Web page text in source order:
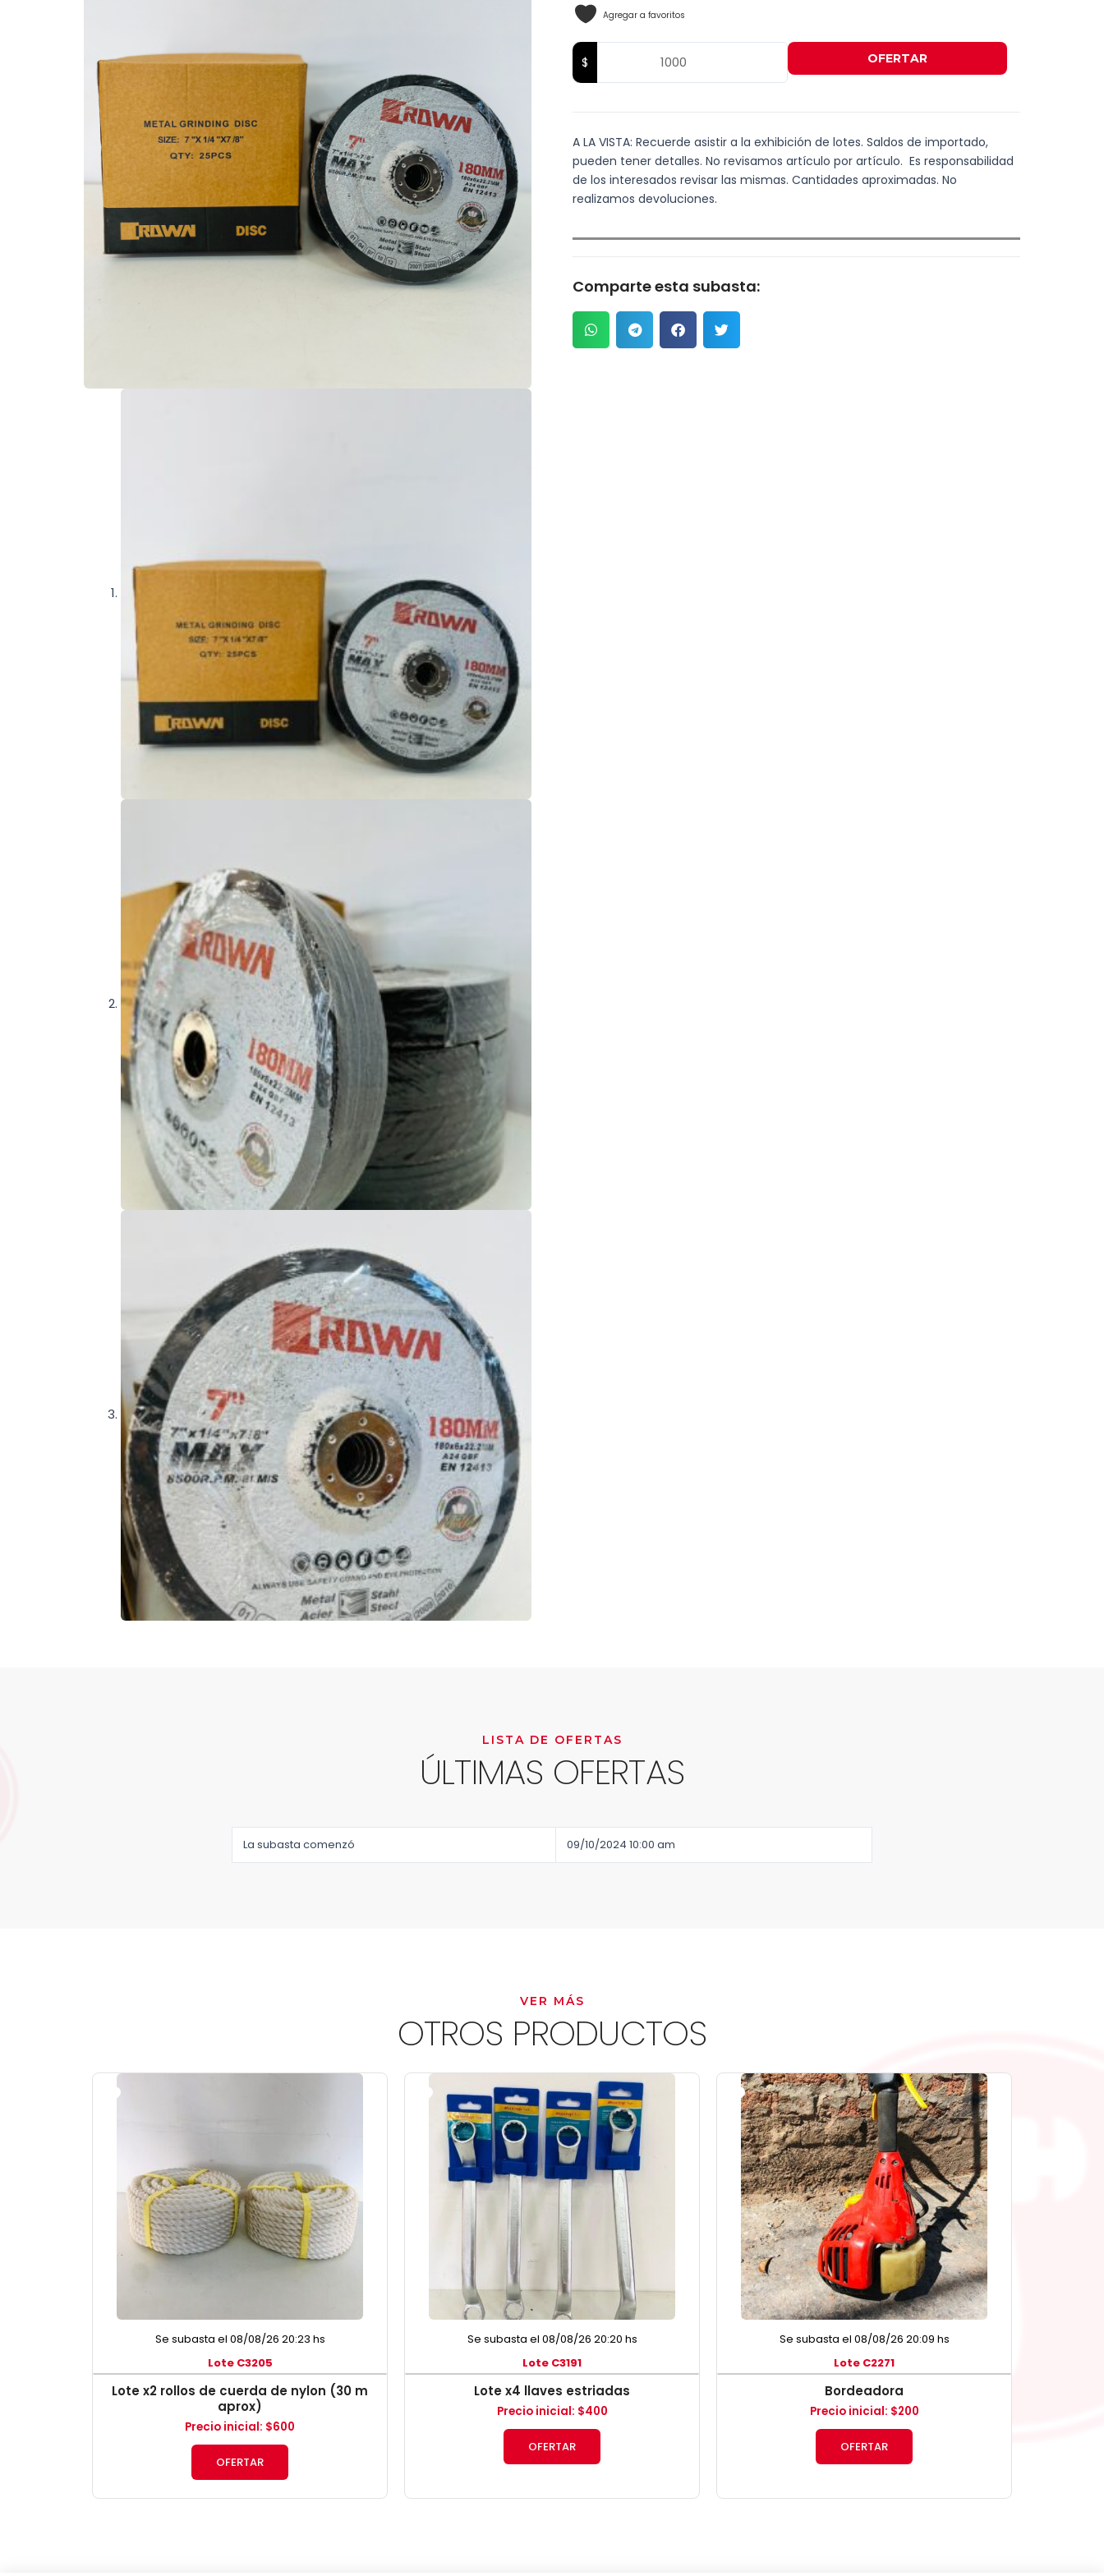
Agregar a favoritos
OFERTAR
A LA VISTA: Recuerde asistir a la exhibición de lotes. Saldos de importado,
pueden tener detalles. No revisamos artículo por artículo. Es responsabilidad
de los interesados revisar las mismas. Cantidades aproximadas. No
realizamos devoluciones.
Comparte esta subasta:
LISTA DE OFERTAS
ÚLTIMAS OFERTAS
La subasta comenzó 09/10/2024 10:00 am
VER MÁS
OTROS PRODUCTOS
Se subasta el 08/08/26 20:23 hs
Lote C3205
Lote x2 rollos de cuerda de nylon (30 m
aprox)
Precio inicial: $600
OFERTAR
Se subasta el 08/08/26 20:20 hs
Lote C3191
Lote x4 llaves estriadas
Precio inicial: $400
OFERTAR
Se subasta el 08/08/26 20:09 hs
Lote C2271
Bordeadora
Precio inicial: $200
OFERTAR